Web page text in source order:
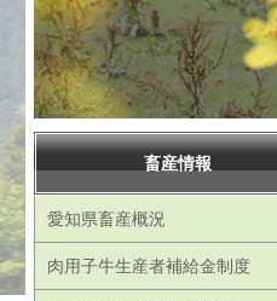
畜産情報
愛知県畜産概況
肉用子牛生産者補給金制度